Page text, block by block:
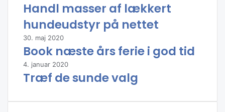
e
i
t
r
Handl masser af lækkert
hundeudstyr på nettet
30. maj 2020
Book næste års ferie i god tid
4. januar 2020
Træf de sunde valg